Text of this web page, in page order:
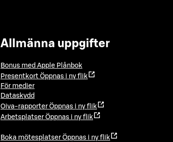
Allmänna uppgifter
Bonus med Apple Plånbok
Presentkort Öppnas i ny flik
För medier
Dataskydd
Oiva-rapporter Öppnas i ny flik
Arbetsplatser Öppnas i ny flik
Boka mötesplatser Öppnas i ny flik